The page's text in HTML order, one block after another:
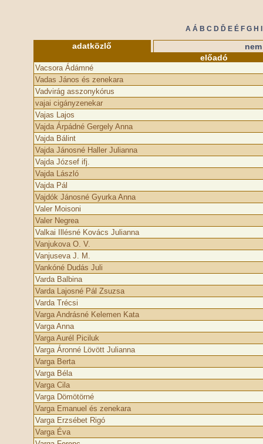
A Á B C D Ď E É F G H
adatközlő
előadó
Vacsora Ádámné
Vadas János és zenekara
Vadvirág asszonykórus
vajai cigányzenekar
Vajas Lajos
Vajda Árpádné Gergely Anna
Vajda Bálint
Vajda Jánosné Haller Julianna
Vajda József ifj.
Vajda László
Vajda Pál
Vajdók Jánosné Gyurka Anna
Valer Moisoni
Valer Negrea
Valkai Illésné Kovács Julianna
Vanjukova O. V.
Vanjuseva J. M.
Vankóné Dudás Juli
Varda Balbina
Varda Lajosné Pál Zsuzsa
Varda Trécsi
Varga Andrásné Kelemen Kata
Varga Anna
Varga Aurél Piciluk
Varga Áronné Lövött Julianna
Varga Berta
Varga Béla
Varga Cila
Varga Dömötörné
Varga Emanuel és zenekara
Varga Erzsébet Rigó
Varga Éva